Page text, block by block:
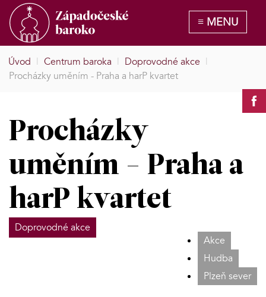
Úvod | Centrum baroka | Doprovodné akce |
Procházky uměním - Praha a harP kvartet
Procházky
uměním - Praha a
harP kvartet
Doprovodné akce
Akce
Hudba
Plzeň sever